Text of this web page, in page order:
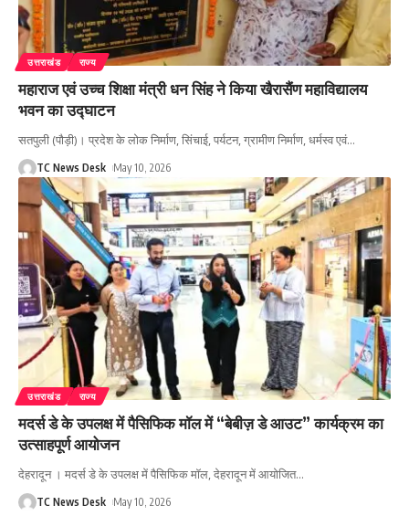
उत्तराखंड राज्य
महाराज एवं उच्च शिक्षा मंत्री धन सिंह ने किया खैरासैंण महाविद्यालय
भवन का उद्घाटन
सतपुली (पौड़ी)। प्रदेश के लोक निर्माण, सिंचाई, पर्यटन, ग्रामीण निर्माण, धर्मस्व एवं…
TC News Desk May 10, 2026
उत्तराखंड राज्य
मदर्स डे के उपलक्ष में पैसिफिक मॉल में “बेबीज़ डे आउट” कार्यक्रम का
उत्साहपूर्ण आयोजन
देहरादून । मदर्स डे के उपलक्ष में पैसिफिक मॉल, देहरादून में आयोजित…
TC News Desk May 10, 2026